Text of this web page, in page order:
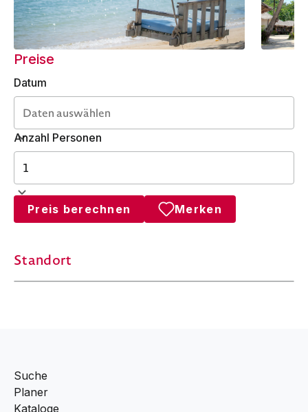
Preise
Datum
Anzahl Personen
Preis berechnen Merken
Standort
Suche
Planer
Kataloge